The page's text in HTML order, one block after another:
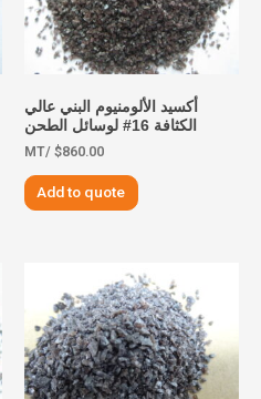
أكسيد الألومنيوم البني عالي
الكثافة 16# لوسائل الطحن
$860.00
/MT
Add to quote